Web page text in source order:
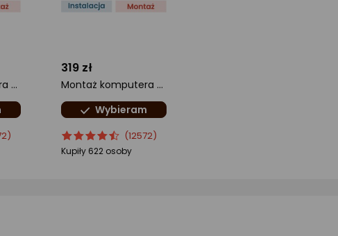
Montaż komputera Komfort
319 zł
Montaż komputera Premium
Wybieram
ocena
produktu
Ocena
produktu
(12572)
Kupiły 622 osoby